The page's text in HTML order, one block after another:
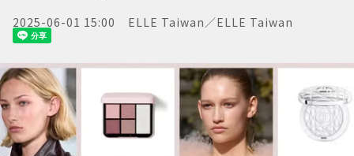
2025-06-01 15:00 ELLE Taiwan／ELLE Taiwan